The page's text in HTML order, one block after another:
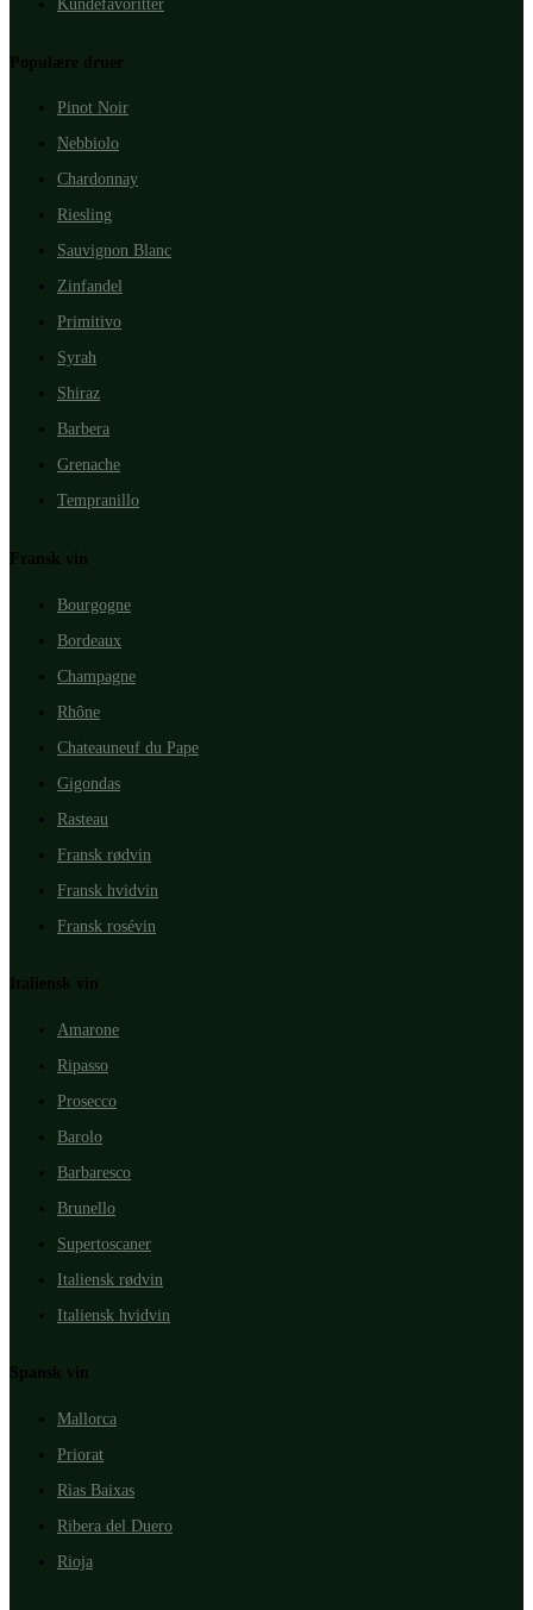
Kundefavoritter
Populære druer
Pinot Noir
Nebbiolo
Chardonnay
Riesling
Sauvignon Blanc
Zinfandel
Primitivo
Syrah
Shiraz
Barbera
Grenache
Tempranillo
Fransk vin
Bourgogne
Bordeaux
Champagne
Rhône
Chateauneuf du Pape
Gigondas
Rasteau
Fransk rødvin
Fransk hvidvin
Fransk rosévin
Italiensk vin
Amarone
Ripasso
Prosecco
Barolo
Barbaresco
Brunello
Supertoscaner
Italiensk rødvin
Italiensk hvidvin
Spansk vin
Mallorca
Priorat
Rìas Baixas
Ribera del Duero
Rioja